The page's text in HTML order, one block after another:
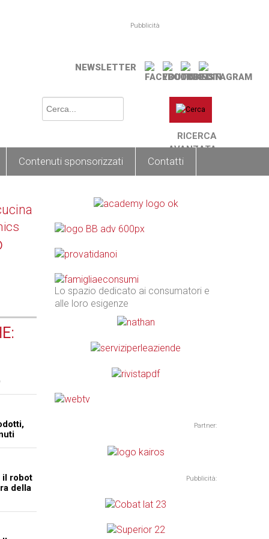
Pubblicità
NEWSLETTER
RICERCA
AVANZATA
Contenuti sponsorizzati Contatti
il robot
della
Lo spazio dedicato ai consumatori e
alle loro esigenze
Partner:
Pubblicità: